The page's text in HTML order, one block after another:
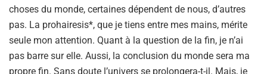
choses du monde, certaines dépendent de nous, d’autres
pas. La prohairesis*, que je tiens entre mes mains, mérite
seule mon attention. Quant à la question de la fin, je n’ai
pas barre sur elle. Aussi, la conclusion du monde sera ma
propre fin. Sans doute l’univers se prolongera-t-il. Mais, je